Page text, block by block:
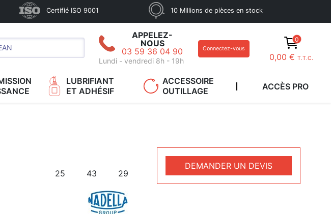
Certifié ISO 9001 10 Millions de pièces en stock
APPELEZ-
NOUS
03 59 36 04 90
Lundi - vendredi 8h - 19h
Connectez-vous
0
0,00 € T.T.C.
LUBRIFIANT
ET ADHÉSIF
ACCESSOIRE
OUTILLAGE
ACCÈS PRO
25 43 29
DEMANDER UN DEVIS